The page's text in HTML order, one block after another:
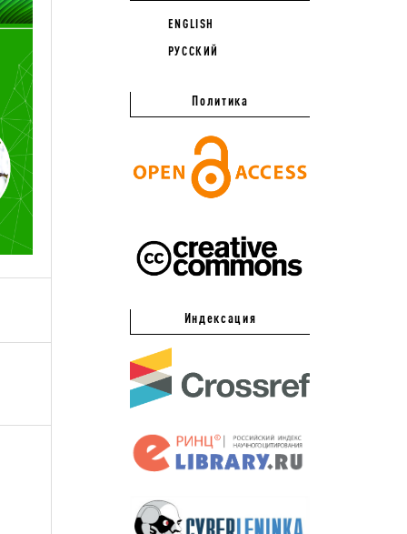
ENGLISH
РУССКИЙ
Политика
Индексация